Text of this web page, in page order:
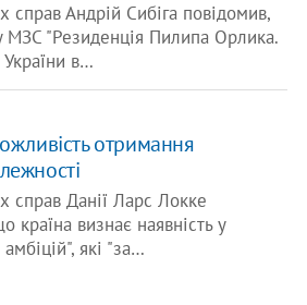
справ Андрій Сибіга повідомив,
"Резиденція Пилипа Орлика.
України в…
отримання
справ Данії Ларс Локке
країна визнає наявність у
які "за…